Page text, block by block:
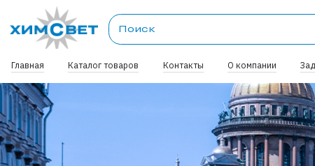
Главная Каталог товаров Контакты О компании